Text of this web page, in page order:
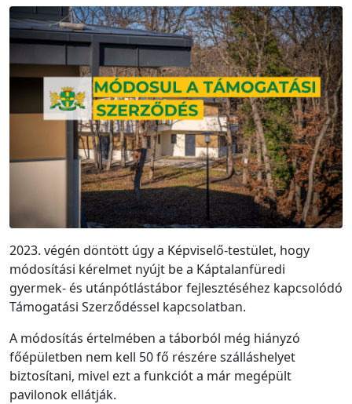
2023. végén döntött úgy a Képviselő-testület, hogy
módosítási kérelmet nyújt be a Káptalanfüredi
gyermek- és utánpótlástábor fejlesztéséhez kapcsolódó
Támogatási Szerződéssel kapcsolatban.
A módosítás értelmében a táborból még hiányzó
főépületben nem kell 50 fő részére szálláshelyet
biztosítani, mivel ezt a funkciót a már megépült
pavilonok ellátják.